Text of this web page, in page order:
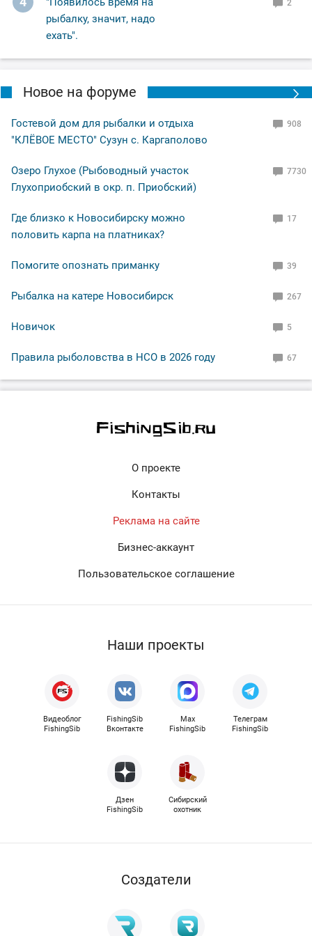
сворачиваться, время было 2-10 ночи,вот на нём я и
завершил (ночное рандеву)!
С уважением Шнивовод!🤝
рыбалку, значит, надо
ехать".
2
Новое на форуме
Гостевой дом для рыбалки и отдыха
"КЛЁВОЕ МЕСТО" Сузун с. Каргаполово
908
Озеро Глухое (Рыбоводный участок
Глухоприобский в окр. п. Приобский)
7730
Где близко к Новосибирску можно
половить карпа на платниках?
17
Помогите опознать приманку 39
Рыбалка на катере Новосибирск 267
Новичок 5
Правила рыболовства в НСО в 2026 году 67
О проекте
Контакты
Реклама на сайте
Бизнес-аккаунт
Пользовательское соглашение
Наши проекты
Видеоблог
FishingSib
FishingSib
Вконтакте
Max
FishingSib
Телеграм
FishingSib
Дзен
FishingSib
Сибирский
охотник
Cоздатели